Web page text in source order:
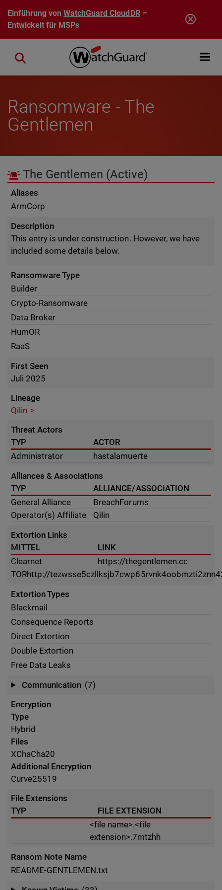
Direkt zum Inhalt
Einführung vonWatchGuard CloudDR–
Entwickelt für MSPs
Open
Close search
Ransomware - The
Gentlemen
The Gentlemen (Active)
Aliases
ArmCorp
Description
This entry is under construction. However, we have
included some details below.
Ransomware Type
Builder
Crypto-Ransomware
Data Broker
HumOR
RaaS
First Seen
Juli 2025
Lineage
Qilin
Threat Actors
TYP
ACTOR
Administrator
hastalamuerte
Alliances & Associations
TYP
ALLIANCE/ASSOCIATION
General Alliance
BreachForums
Operator(s) Affiliate
Qilin
Extortion Links
MITTEL
LINK
Clearnet
https://thegentlemen.cc
TORhttp://
Extortion Types
Blackmail
Consequence Reports
Direct Extortion
Double Extortion
Free Data Leaks
Communication (7)
Encryption
Type
Hybrid
Files
XChaCha20
Additional Encryption
Curve25519
File Extensions
TYP
FILE EXTENSION
<file name>.<file
extension>.7mtzhh
Ransom Note Name
README-GENTLEMEN.txt